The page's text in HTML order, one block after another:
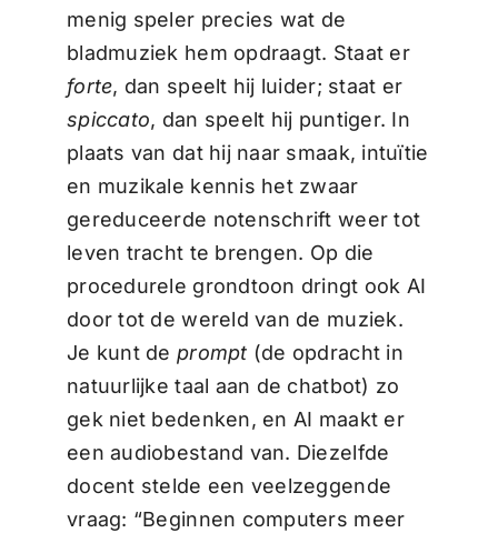
menig speler precies wat de
bladmuziek hem opdraagt. Staat er
forte, dan speelt hij luider; staat er
spiccato, dan speelt hij puntiger. In
plaats van dat hij naar smaak, intuïtie
en muzikale kennis het zwaar
gereduceerde notenschrift weer tot
leven tracht te brengen. Op die
procedurele grondtoon dringt ook AI
door tot de wereld van de muziek.
Je kunt de prompt (de opdracht in
natuurlijke taal aan de chatbot) zo
gek niet bedenken, en AI maakt er
een audiobestand van. Diezelfde
docent stelde een veelzeggende
vraag: “Beginnen computers meer